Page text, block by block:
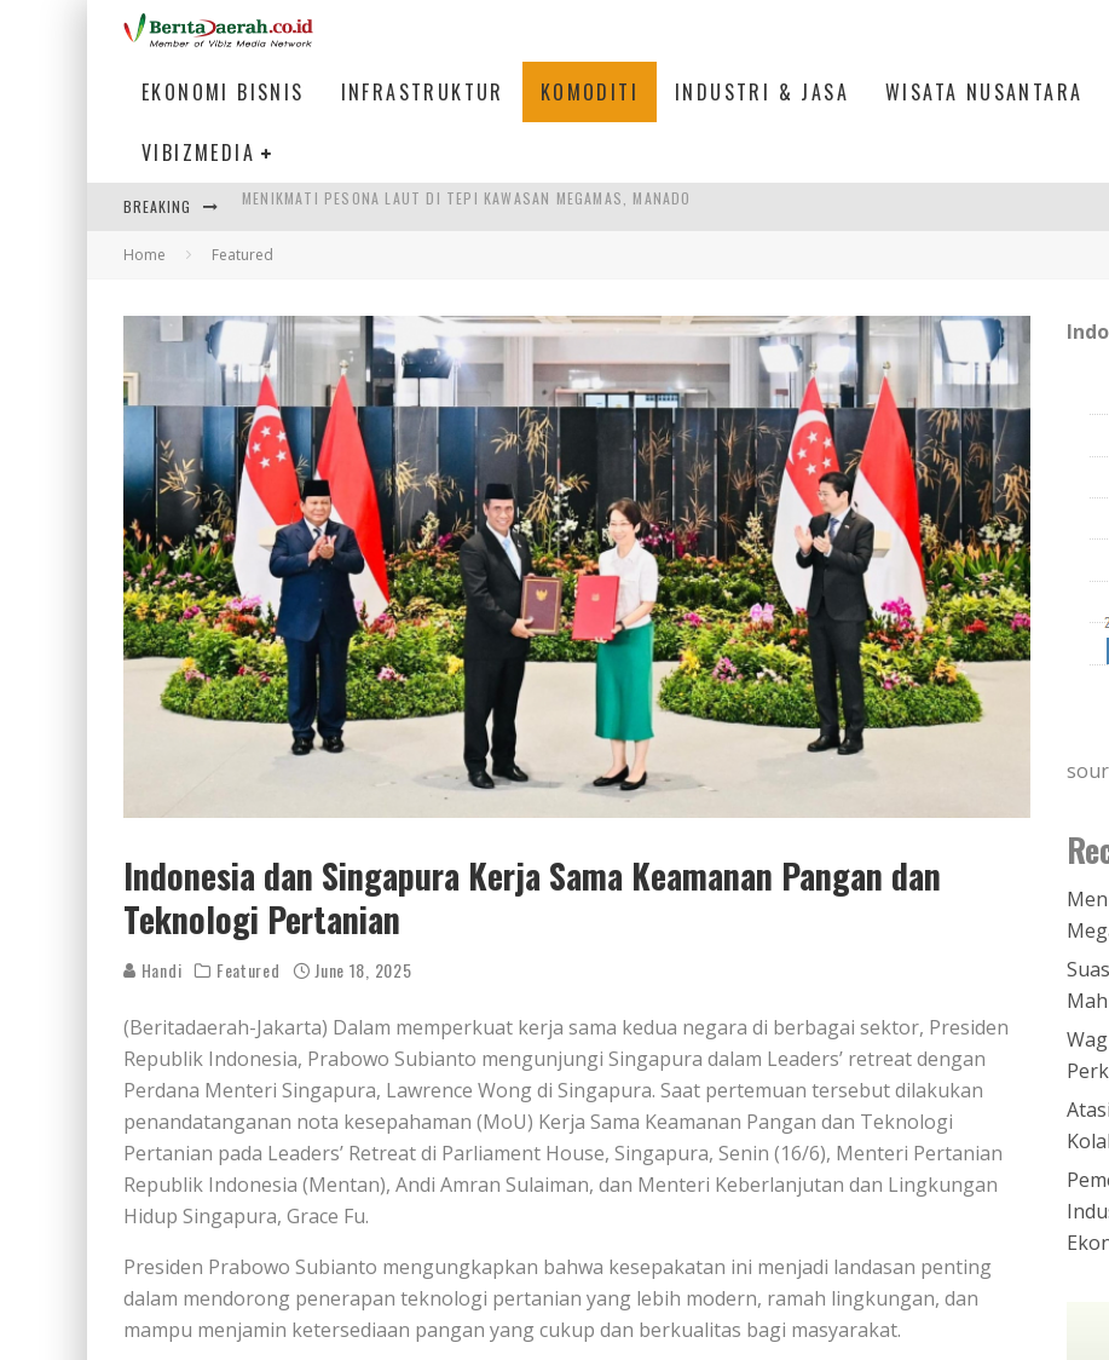
EKONOMI BISNIS INFRASTRUKTUR KOMODITI INDUSTRI & JASA WISATA NUSANTARA
VIBIZMEDIA
BREAKING SUASANA BANDAR UDARA INTERNASIONAL SULTAN MAHMUD BADARUDDIN II SIANG INI
WAGUB NYANYANG: FASILITAS OLAHRAGA MODERN PERKUAT SPORT TOURISM BATAM
MENIKMATI PESONA LAUT DI TEPI KAWASAN MEGAMAS, MANADO
Home Featured
Indonesia dan Singapura Kerja Sama Keamanan Pangan dan
Teknologi Pertanian
Handi Featured June 18, 2025
(Beritadaerah-Jakarta) Dalam memperkuat kerja sama kedua negara di berbagai sektor, Presiden
Republik Indonesia, Prabowo Subianto mengunjungi Singapura dalam Leaders’ retreat dengan
Perdana Menteri Singapura, Lawrence Wong di Singapura. Saat pertemuan tersebut dilakukan
penandatanganan nota kesepahaman (MoU) Kerja Sama Keamanan Pangan dan Teknologi
Pertanian pada Leaders’ Retreat di Parliament House, Singapura, Senin (16/6), Menteri Pertanian
Republik Indonesia (Mentan), Andi Amran Sulaiman, dan Menteri Keberlanjutan dan Lingkungan
Hidup Singapura, Grace Fu.
Presiden Prabowo Subianto mengungkapkan bahwa kesepakatan ini menjadi landasan penting
dalam mendorong penerapan teknologi pertanian yang lebih modern, ramah lingkungan, dan
mampu menjamin ketersediaan pangan yang cukup dan berkualitas bagi masyarakat.